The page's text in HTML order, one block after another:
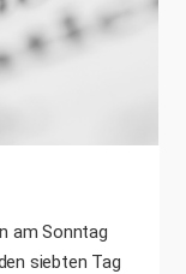
am Sonntag
siebten Tag